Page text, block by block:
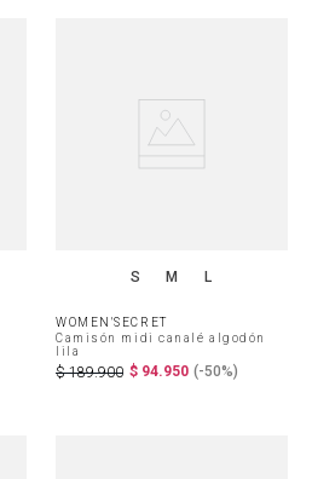
S M L
WOMEN'SECRET
Camisón midi canalé algodón
lila
$ 189.900 $ 94.950 (-50%)